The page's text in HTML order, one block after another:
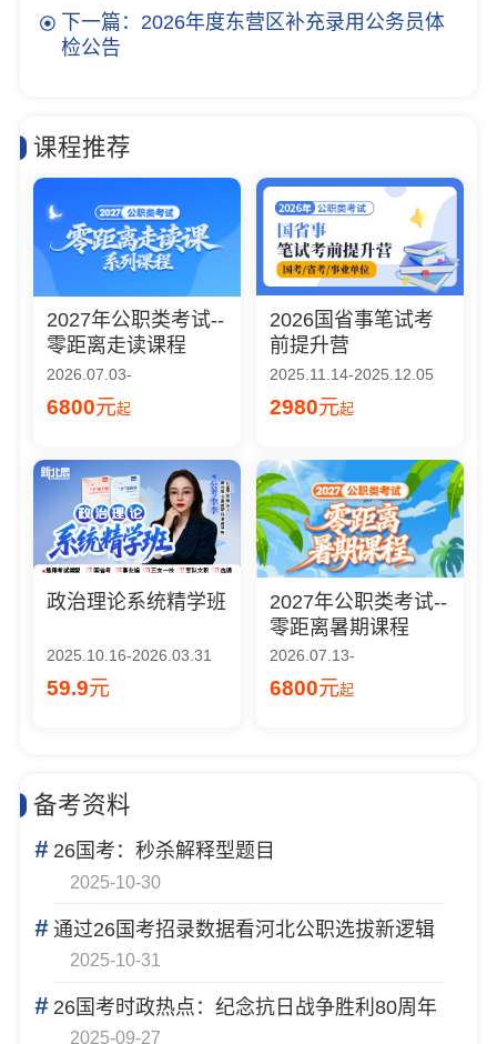
下一篇：2026年度东营区补充录用公务员体
检公告
课程推荐
2027年公职类考试--
零距离走读课程
2026.07.03-
6800元起
2026国省事笔试考
前提升营
2025.11.14-2025.12.05
2980元起
政治理论系统精学班
2025.10.16-2026.03.31
59.9元
2027年公职类考试--
零距离暑期课程
2026.07.13-
6800元起
备考资料
#26国考：秒杀解释型题目
2025-10-30
#通过26国考招录数据看河北公职选拔新逻辑
2025-10-31
#26国考时政热点：纪念抗日战争胜利80周年
2025-09-27